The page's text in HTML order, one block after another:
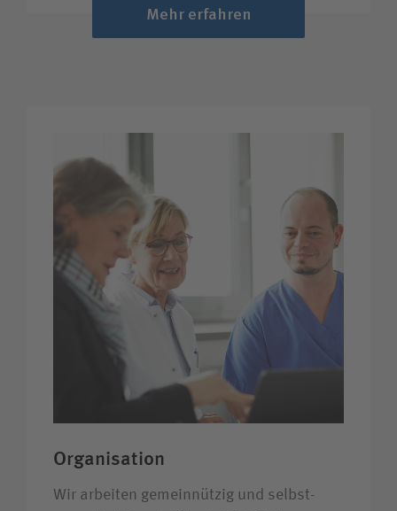
Mehr erfahren
Organisation
Wir arbeiten gemein­nützig und selbst­